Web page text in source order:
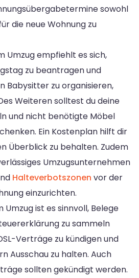
sowohl
die neue Wohnung zu
Umzug empfiehlt es sich,
zu beantragen und
Babysitter zu organisieren,
Weiteren solltest du deine
und nicht benötigte Möbel
Ein Kostenplan hilft dir
Überblick zu behalten. Zudem
Umzugsunternehmen
Halteverbotszonen vor der
einzurichten.
Umzug ist es sinnvoll, Belege
zu sammeln
Verträge zu kündigen und
Ausschau zu halten. Auch
sollten gekündigt werden.